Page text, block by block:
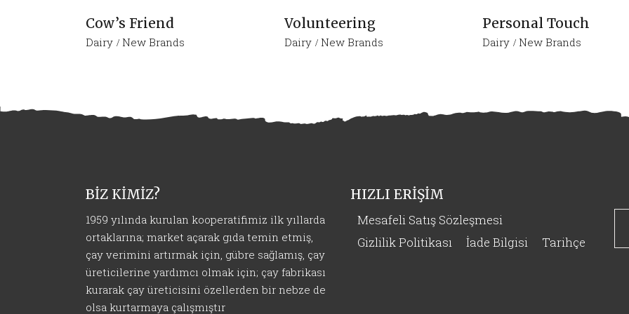
Cow’s Friend
Dairy New Brands
Volunteering
Dairy New Brands
Personal Touch
Dairy New Brands
BİZ KİMİZ?
1959 yılında kurulan kooperatifimiz ilk yıllarda
ortaklarına; market açarak gıda temin etmiş,
çay verimini artırmak için, gübre sağlamış, çay
üreticilerine yardımcı olmak için; çay fabrikası
kurarak çay üreticisini özellerden bir nebze de
olsa kurtarmaya çalışmıştır
HIZLI ERİŞİM
Mesafeli Satış Sözleşmesi
Gizlilik Politikası
İade Bilgisi Tarihçe